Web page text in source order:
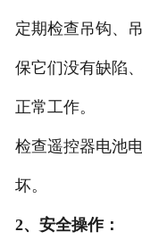
定期检查吊钩、
保它们没有缺陷
正常工作。
检查遥控器电池
坏。
2、安全操作：